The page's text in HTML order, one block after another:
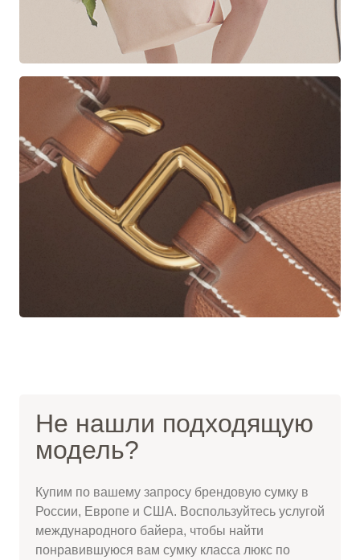
Не нашли подходящую
модель?
Купим по вашему запросу брендовую сумку в
России, Европе и США. Воспользуйтесь услугой
международного байера, чтобы найти
понравившуюся вам сумку класса люкс по